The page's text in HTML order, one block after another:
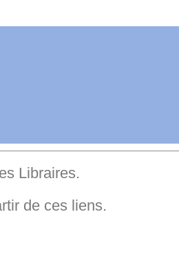
Libraires.
de ces liens.